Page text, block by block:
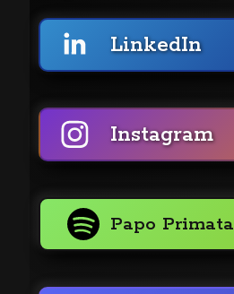
LinkedIn
Instagram
Papo Primata